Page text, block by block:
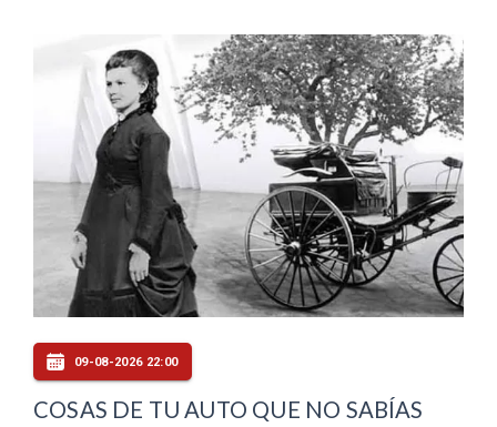
09-08-2026 22:00
COSAS DE TU AUTO QUE NO SABÍAS